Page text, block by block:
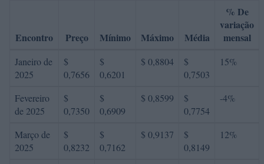
Encontro Preço Mínimo Máximo Média
% De
variação
mensal
Janeiro de
2025
$
0,7656
$
0,6201
$ 0,8804
$
0,7503
15%
Fevereiro
de 2025
$
0,7350
$
0,6909
$ 0,8599
$
0,7754
-4%
Março de
2025
$
0,8232
$
0,7162
$ 0,9137
$
0,8149
12%